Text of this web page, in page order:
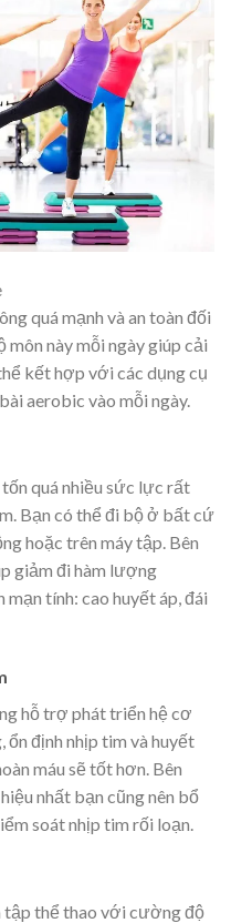
quá mạnh và an toàn đối
này mỗi ngày giúp cải
kết hợp với các dụng cụ
aerobic vào mỗi ngày.
quá nhiều sức lực rất
Bạn có thể đi bộ ở bất cứ
hoặc trên máy tập. Bên
giảm đi hàm lượng
tính: cao huyết áp, đái
hỗ trợ phát triển hệ cơ
ổn định nhịp tim và huyết
máu sẽ tốt hơn. Bên
nhất bạn cũng nên bổ
soát nhịp tim rối loạn.
tập thể thao với cường độ